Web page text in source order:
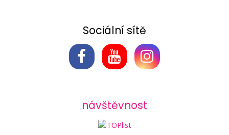
Sociální sítě
návštěvnost